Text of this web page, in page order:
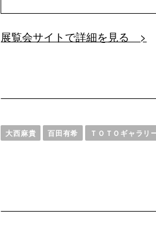
展覧会サイトで詳細を見る >
大西麻貴 百田有希 ＴＯＴＯギャラリ